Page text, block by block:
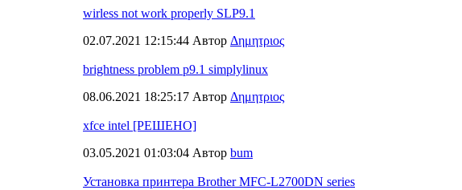
wirless not work properly SLP9.1
02.07.2021 12:15:44 Автор Δημητριος
brightness problem p9.1 simplylinux
08.06.2021 18:25:17 Автор Δημητριος
xfce intel [РЕШЕНО]
03.05.2021 01:03:04 Автор bum
Установка принтера Brother MFC-L2700DN series